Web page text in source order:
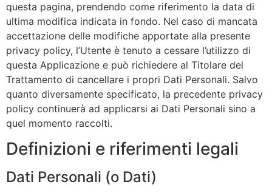
questa pagina, prendendo come riferimento la data di
ultima modifica indicata in fondo. Nel caso di mancata
accettazione delle modifiche apportate alla presente
privacy policy, l’Utente è tenuto a cessare l’utilizzo di
questa Applicazione e può richiedere al Titolare del
Trattamento di cancellare i propri Dati Personali. Salvo
quanto diversamente specificato, la precedente privacy
policy continuerà ad applicarsi ai Dati Personali sino a
quel momento raccolti.
Definizioni e riferimenti legali
Dati Personali (o Dati)